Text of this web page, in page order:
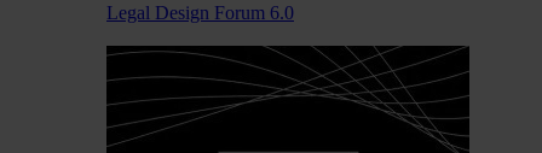
Legal Design Forum 6.0